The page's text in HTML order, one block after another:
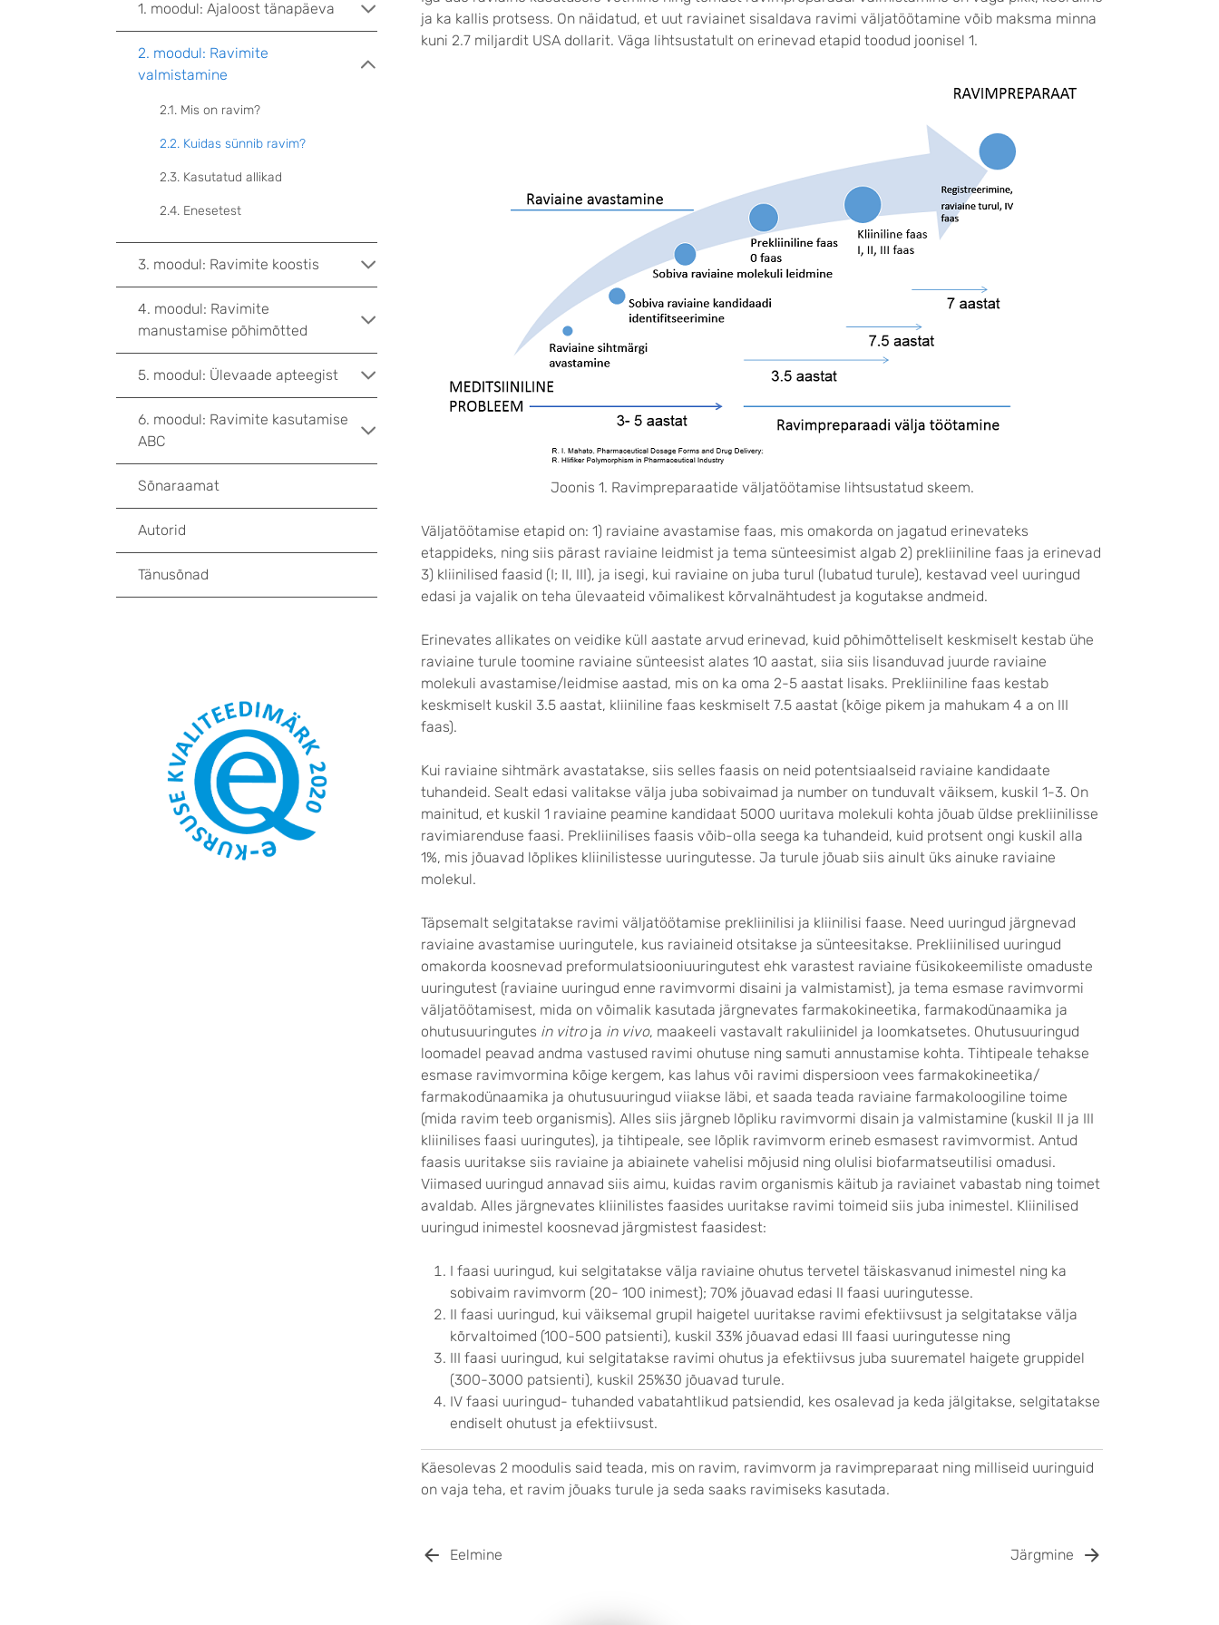
ja ka kallis protsess. On näidatud, et uut raviainet sisaldava ravimi väljatöötamine võib maksma minna
kuni 2.7 miljardit USA dollarit. Väga lihtsustatult on erinevad etapid toodud joonisel 1.
Joonis 1. Ravimpreparaatide väljatöötamise lihtsustatud skeem.
Väljatöötamise etapid on: 1) raviaine avastamise faas, mis omakorda on jagatud erinevateks
etappideks, ning siis pärast raviaine leidmist ja tema sünteesimist algab 2) prekliiniline faas ja erinevad
3) kliinilised faasid (I; II, III), ja isegi, kui raviaine on juba turul (lubatud turule), kestavad veel uuringud
edasi ja vajalik on teha ülevaateid võimalikest kõrvalnähtudest ja kogutakse andmeid.
Erinevates allikates on veidike küll aastate arvud erinevad, kuid põhimõtteliselt keskmiselt kestab ühe
raviaine turule toomine raviaine sünteesist alates 10 aastat, siia siis lisanduvad juurde raviaine
molekuli avastamise/leidmise aastad, mis on ka oma 2-5 aastat lisaks. Prekliiniline faas kestab
keskmiselt kuskil 3.5 aastat, kliiniline faas keskmiselt 7.5 aastat (kõige pikem ja mahukam 4 a on III
faas).
Kui raviaine sihtmärk avastatakse, siis selles faasis on neid potentsiaalseid raviaine kandidaate
tuhandeid. Sealt edasi valitakse välja juba sobivaimad ja number on tunduvalt väiksem, kuskil 1-3. On
mainitud, et kuskil 1 raviaine peamine kandidaat 5000 uuritava molekuli kohta jõuab üldse prekliinilisse
ravimiarenduse faasi. Prekliinilises faasis võib-olla seega ka tuhandeid, kuid protsent ongi kuskil alla
1%, mis jõuavad lõplikes kliinilistesse uuringutesse. Ja turule jõuab siis ainult üks ainuke raviaine
molekul.
Täpsemalt selgitatakse ravimi väljatöötamise prekliinilisi ja kliinilisi faase. Need uuringud järgnevad
raviaine avastamise uuringutele, kus raviaineid otsitakse ja sünteesitakse. Prekliinilised uuringud
omakorda koosnevad preformulatsiooniuuringutest ehk varastest raviaine füsikokeemiliste omaduste
uuringutest (raviaine uuringud enne ravimvormi disaini ja valmistamist), ja tema esmase ravimvormi
väljatöötamisest, mida on võimalik kasutada järgnevates farmakokineetika, farmakodünaamika ja
ohutusuuringutes in vitroja in vivo, maakeeli vastavalt rakuliinidel ja loomkatsetes. Ohutusuuringud
loomadel peavad andma vastused ravimi ohutuse ning samuti annustamise kohta. Tihtipeale tehakse
esmase ravimvormina kõige kergem, kas lahus või ravimi dispersioon vees farmakokineetika/
farmakodünaamika ja ohutusuuringud viiakse läbi, et saada teada raviaine farmakoloogiline toime
(mida ravim teeb organismis). Alles siis järgneb lõpliku ravimvormi disain ja valmistamine (kuskil II ja III
kliinilises faasi uuringutes), ja tihtipeale, see lõplik ravimvorm erineb esmasest ravimvormist. Antud
faasis uuritakse siis raviaine ja abiainete vahelisi mõjusid ning olulisi biofarmatseutilisi omadusi.
Viimased uuringud annavad siis aimu, kuidas ravim organismis käitub ja raviainet vabastab ning toimet
avaldab. Alles järgnevates kliinilistes faasides uuritakse ravimi toimeid siis juba inimestel. Kliinilised
uuringud inimestel koosnevad järgmistest faasidest:
I faasi uuringud, kui selgitatakse välja raviaine ohutus tervetel täiskasvanud inimestel ning ka
sobivaim ravimvorm (20- 100 inimest); 70% jõuavad edasi II faasi uuringutesse.
II faasi uuringud, kui väiksemal grupil haigetel uuritakse ravimi efektiivsust ja selgitatakse välja
kõrvaltoimed (100-500 patsienti), kuskil 33% jõuavad edasi III faasi uuringutesse ning
III faasi uuringud, kui selgitatakse ravimi ohutus ja efektiivsus juba suurematel haigete gruppidel
(300-3000 patsienti), kuskil 25%30 jõuavad turule.
IV faasi uuringud- tuhanded vabatahtlikud patsiendid, kes osalevad ja keda jälgitakse, selgitatakse
endiselt ohutust ja efektiivsust.
Käesolevas 2 moodulis said teada, mis on ravim, ravimvorm ja ravimpreparaat ning milliseid uuringuid
on vaja teha, et ravim jõuaks turule ja seda saaks ravimiseks kasutada.
Eelmine Järgmine
1. moodul: Ajaloost tänapäeva
2. moodul: Ravimite
valmistamine
2.1. Mis on ravim?
2.2. Kuidas sünnib ravim?
2.3. Kasutatud allikad
2.4. Enesetest
3. moodul: Ravimite koostis
4. moodul: Ravimite
manustamise põhimõtted
5. moodul: Ülevaade apteegist
6. moodul: Ravimite kasutamise
ABC
Sõnaraamat
Autorid
Tänusõnad